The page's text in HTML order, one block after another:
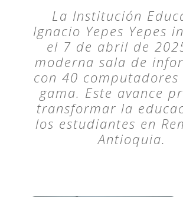
La Institución
Ignacio Yepes Yepes
el 7 de abril de
moderna sala de
con 40
gama. Este avance
transformar la
los estudiantes en
Antioquia.